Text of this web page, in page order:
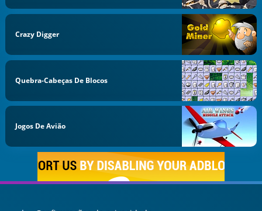
Crazy Digger
Quebra-Cabeças De Blocos
Jogos De Avião